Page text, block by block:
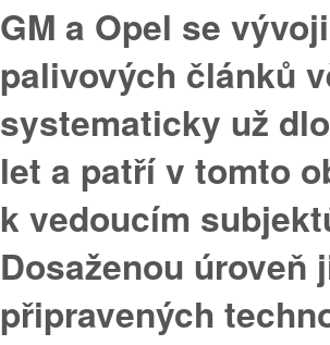
GM a Opel se
palivových článků
systematicky už
let a patří v tomto
k vedoucím
Dosaženou úroveň
připravených